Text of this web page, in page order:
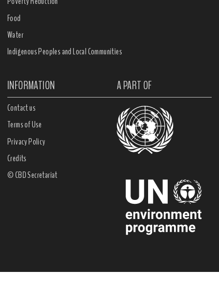
Food
Water
Indigenous Peoples and Local Communities
INFORMATION A PART OF
Contact us
Terms of Use
Privacy Policy
Credits
© CBD Secretariat